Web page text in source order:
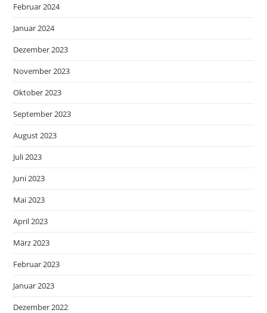
Februar 2024
Januar 2024
Dezember 2023
November 2023
Oktober 2023
September 2023
August 2023
Juli 2023
Juni 2023
Mai 2023
April 2023
März 2023
Februar 2023
Januar 2023
Dezember 2022